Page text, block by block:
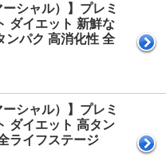
ーシャル）】プレミ
ダイエット 新鮮な
ンパク 高消化性 全
ーシャル）】プレミ
ダイエット 高タン
ライフステージ